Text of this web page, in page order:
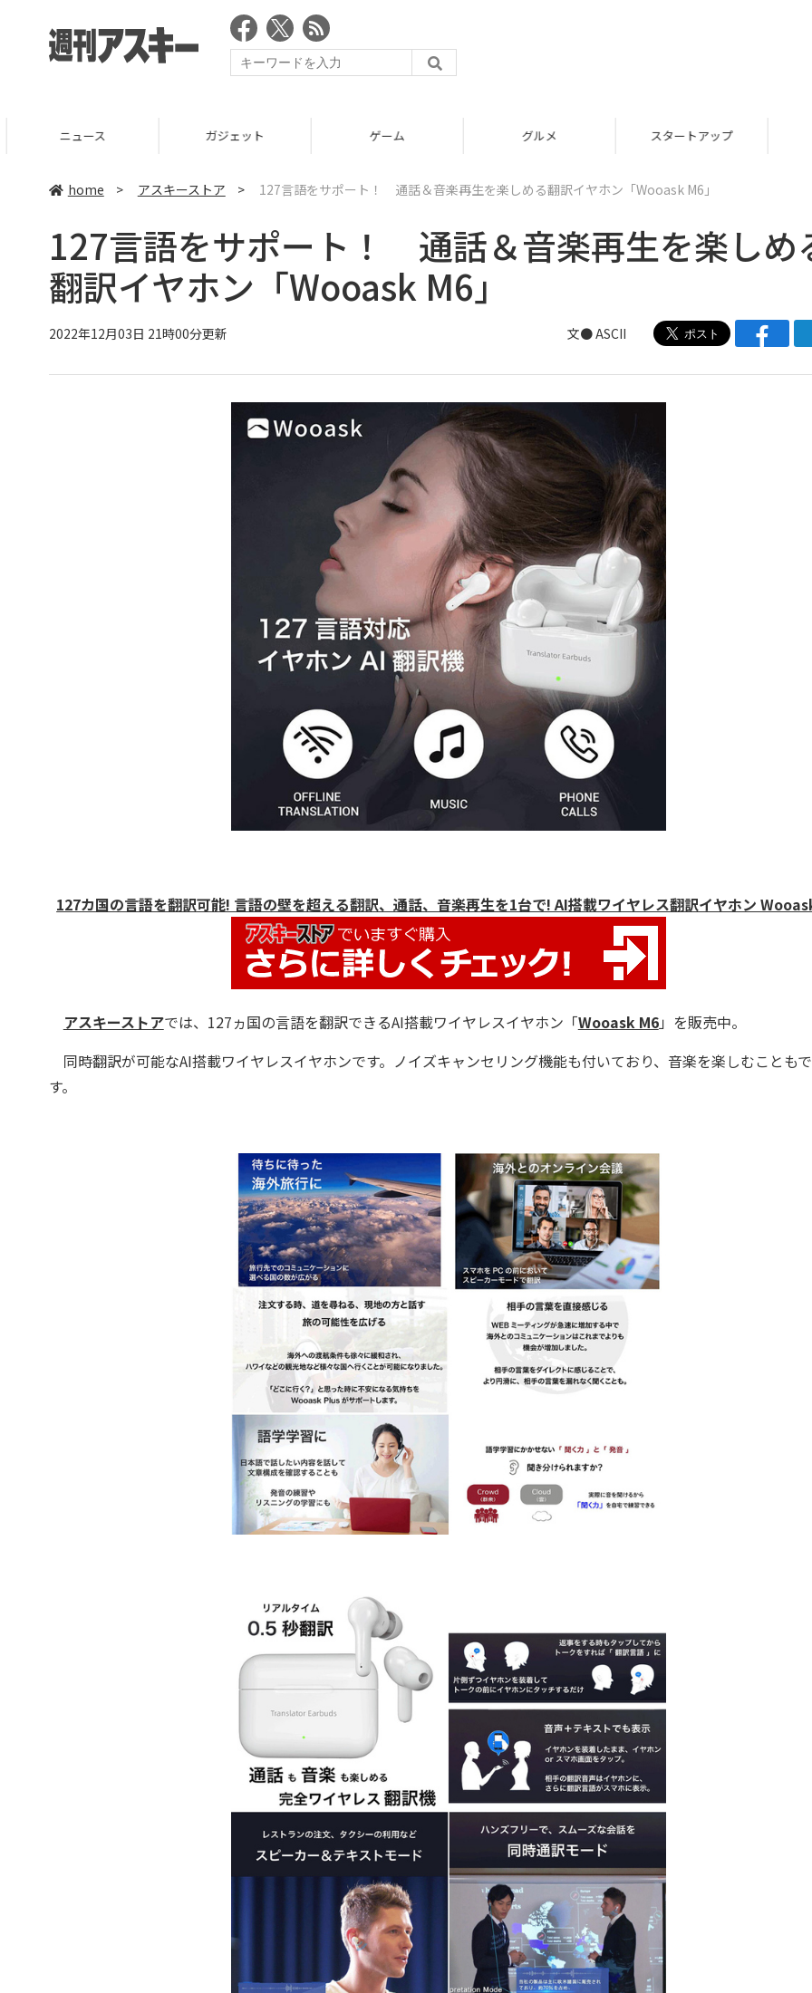
ニュース ガジェット ゲーム グルメ スタートアップ
home > アスキーストア > 127言語をサポート！ 通話＆音楽再生を楽しめる翻訳イヤホン「Wooask M6」
127言語をサポート！ 通話＆音楽再生を楽しめ
翻訳イヤホン「Wooask M6」
2022年12月03日 21時00分更新 文● ASCII
127カ国の言語を翻訳可能! 言語の壁を超える翻訳、通話、音楽再生を1台で! AI搭載ワイヤレス翻訳イヤホン
アスキーストアでは、127ヵ国の言語を翻訳できるAI搭載ワイヤレスイヤホン「Wooask M6」を販売中。
同時翻訳が可能なAI搭載ワイヤレスイヤホンです。ノイズキャンセリング機能も付いており、音楽を楽しむことも
す。